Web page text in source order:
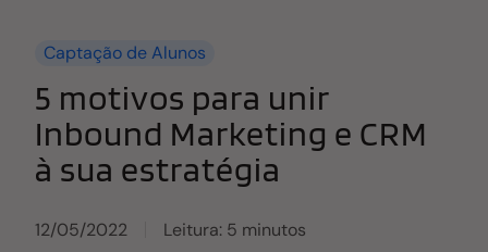
Captação de Alunos
5 motivos para unir
Inbound Marketing e CRM
à sua estratégia
12/05/2022 Leitura: 5 minutos